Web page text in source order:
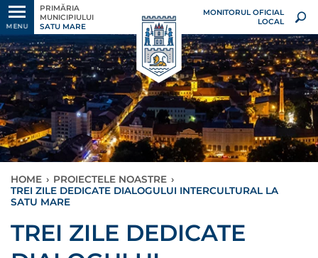
MENU
PRIMĂRIA
MUNICIPIULUI
SATU MARE
MONITORUL OFICIAL
LOCAL
HOME › PROIECTELE NOASTRE ›
TREI ZILE DEDICATE DIALOGULUI INTERCULTURAL LA
SATU MARE
TREI ZILE DEDICATE